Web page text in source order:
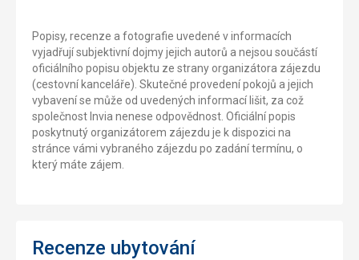
Popisy, recenze a fotografie uvedené v informacích
vyjadřují subjektivní dojmy jejich autorů a nejsou součástí
oficiálního popisu objektu ze strany organizátora zájezdu
(cestovní kanceláře). Skutečné provedení pokojů a jejich
vybavení se může od uvedených informací lišit, za což
společnost Invia nenese odpovědnost. Oficiální popis
poskytnutý organizátorem zájezdu je k dispozici na
stránce vámi vybraného zájezdu po zadání termínu, o
který máte zájem.
Recenze ubytování